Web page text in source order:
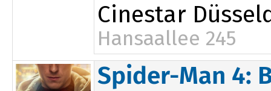
Cinestar
Hansaallee 245
14:05
16:00
19:15
Spider-Man 4: